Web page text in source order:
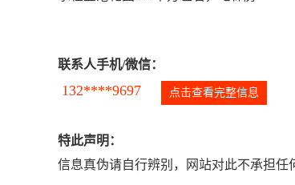
联系人手机/微信：
132****9697 点击查看完整信息
特此声明：
信息真伪请自行辨别，网站对此不承担任